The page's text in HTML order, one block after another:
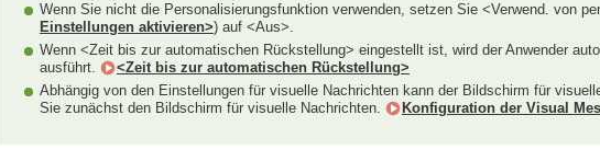
Wenn Sie nicht die Personalisierungsfunktion verwenden, setzen Sie <Verwend. von
Einstellungen aktivieren>) auf <Aus>.
Wenn <Zeit bis zur automatischen Rückstellung> eingestellt ist, wird der Anwender
ausführt.
<Zeit bis zur automatischen Rückstellung>
Abhängig von den Einstellungen für visuelle Nachrichten kann der Bildschirm für
Sie zunächst den Bildschirm für visuelle Nachrichten.
Konfiguration der Visual